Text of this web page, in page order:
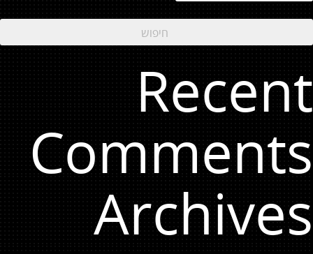
Recent
Comments
Archives